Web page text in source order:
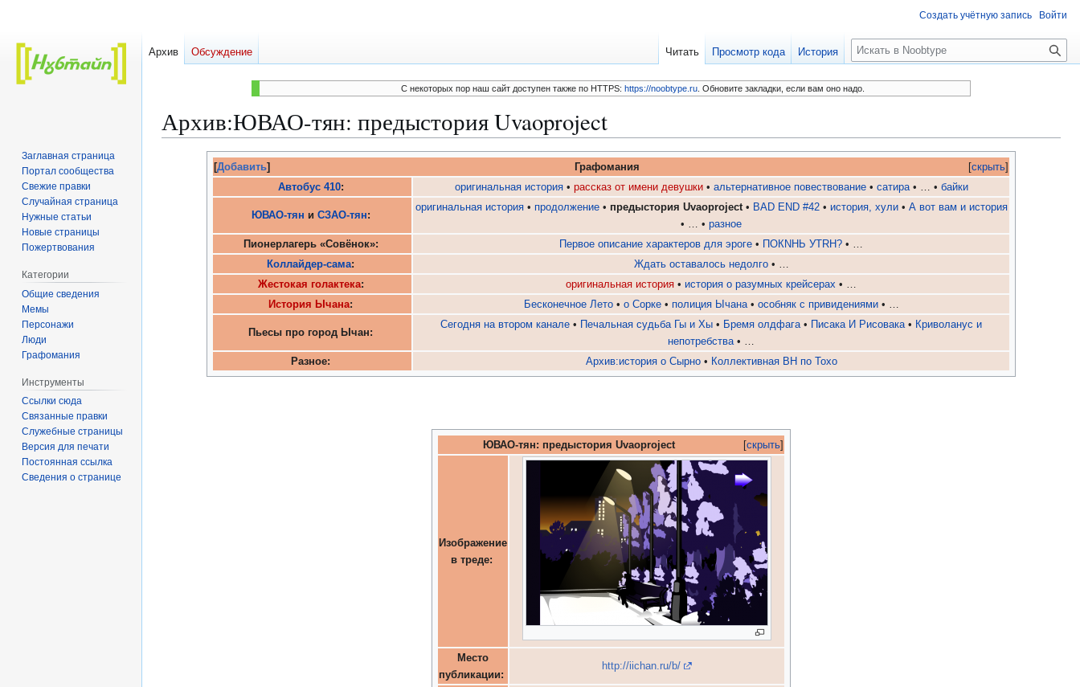
C некоторых пор наш сайт доступен также по HTTPS:https://noobtype.ru . Обновите закладки, если вам оно надо.
Архив:ЮВАО-тян: предыстория Uvaoproject
навигации
[скрыть]
[Добавить]
Графомания
Автобус 410: оригинальная история• рассказ от имени девушки• альтернативное повествование• сатира• … • байки
ЮВАО-тян и СЗАО-тян:
оригинальная история• продолжение• предыстория Uvaoproject• BAD END #42• история, хyли• А вот вам и история
• … • разное
Пионерлагерь «Совёнок»:
Первое описание характеров для эроге • ПОКNНЬ УТRН? • …
Коллайдер-сама: Ждать оставалось недолго• …
Жестокая голактека: оригинальная история • история о разумных крейсерах • …
История Ычана: Бесконечное Лето• о Сорке• полиция Ычана• особняк с привидениями• …
Пьесы про город Ычан:
Сегодня на втором канале • Печальная судьба Гы и Хы • Бремя олдфага • Писака И Рисовака • Криволанус и
непотребства • …
Разное:
Архив:история о Сырно• Коллективная ВН по Тохо
[скрыть]
ЮВАО-тян: предыстория Uvaoproject
Изображение
в треде:
Место
публикации:
http://iichan.ru/b/
Создать учётную запись Войти
Архив Обсуждение Читать Просмотр кода История
П
о
и
с
Заглавная страница
Портал сообщества
Свежие правки
Случайная страница
Нужные статьи
Новые страницы
Пожертвования
Категории
Общие сведения
Мемы
Персонажи
Люди
Графомания
Инструменты
Ссылки сюда
Связанные правки
Служебные страницы
Версия для печати
Постоянная ссылка
Сведения о странице